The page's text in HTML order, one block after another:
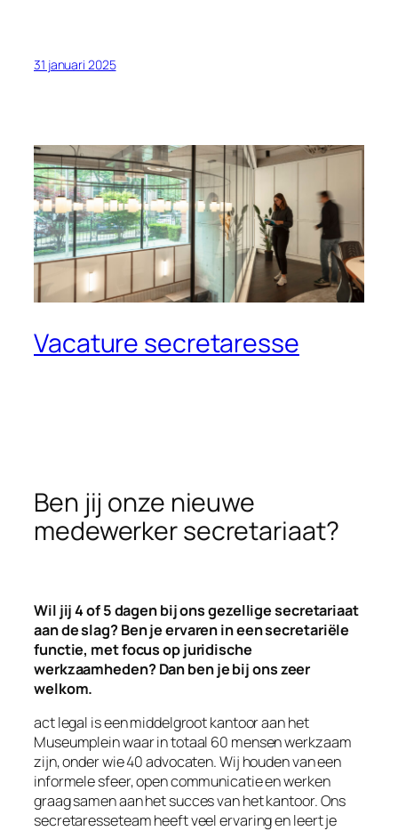
31 januari 2025
Vacature secretaresse
Ben jij onze nieuwe
medewerker secretariaat?
Wil jij 4 of 5 dagen bij ons gezellige secretariaat
aan de slag? Ben je ervaren in een secretariële
functie, met focus op juridische
werkzaamheden?Dan ben je bij ons zeer
welkom.
act legal is een middelgroot kantoor aan het
Museumplein waar in totaal 60 mensen werkzaam
zijn, onder wie 40 advocaten. Wij houden van een
informele sfeer, open communicatie en werken
graag samen aan het succes van het kantoor. Ons
secretaresseteam heeft veel ervaring en leert je